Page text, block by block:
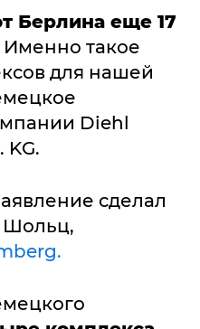
Берлина еще 17
Именно такое
для нашей
Diehl
KG.
сделал
Шольц,